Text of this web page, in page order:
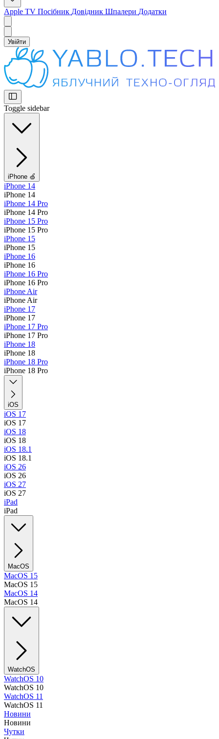
Apple TV Посібник Довідник Шпалери Додатки
Увійти
Toggle sidebar
iPhone 🍏
iPhone 14
iPhone 14
iPhone 14 Pro
iPhone 14 Pro
iPhone 15 Pro
iPhone 15 Pro
iPhone 15
iPhone 15
iPhone 16
iPhone 16
iPhone 16 Pro
iPhone 16 Pro
iPhone Air
iPhone Air
iPhone 17
iPhone 17
iPhone 17 Pro
iPhone 17 Pro
iPhone 18
iPhone 18
iPhone 18 Pro
iPhone 18 Pro
iOS
iOS 17
iOS 17
iOS 18
iOS 18
iOS 18.1
iOS 18.1
iOS 26
iOS 26
iOS 27
iOS 27
iPad
iPad
MacOS
MacOS 15
MacOS 15
MacOS 14
MacOS 14
WatchOS
WatchOS 10
WatchOS 10
WatchOS 11
WatchOS 11
Новини
Новини
Чутки